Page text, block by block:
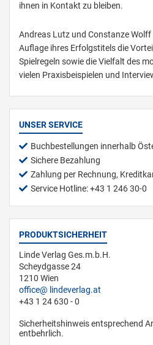
ihnen in Kontakt zu bleiben.
Andreas Lutz und Constanze Wolff
Auflage ihres Erfolgstitels die
Spielregeln sowie die Vielfalt des
vielen Praxisbeispielen und
UNSER SERVICE
Buchbestellungen innerhalb
Sichere Bezahlung
Zahlung per Rechnung,
Service Hotline: +43 1 246 30-0
PRODUKTSICHERHEIT
Linde Verlag Ges.m.b.H.
Scheydgasse 24
1210 Wien
office
lindeverlag.at
+43 1 24 630 - 0
Sicherheitshinweis entsprechend
entbehrlich.